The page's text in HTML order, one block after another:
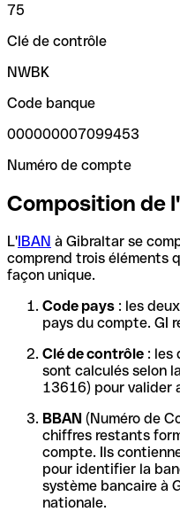
75
Clé de contrôle
NWBK
Code banque
000000007099453
Numéro de compte
Composition de
L'IBAN à Gibraltar se
comprend trois éléments
façon unique.
Code pays : les
pays du compte. GI
Clé de contrôle : les
sont calculés selon
13616) pour valider
BBAN (Numéro de
chiffres restants
compte. Ils
pour identifier la
système bancaire à
nationale.